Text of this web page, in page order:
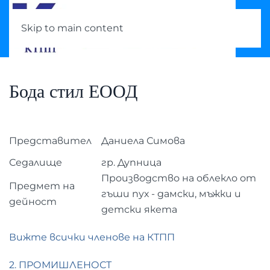
Skip to main content
Бода стил ЕООД
Представител
Даниела Симова
Седалище
гр. Дупница
Предмет на
дейност
Производство на облекло от
гъши пух - дамски, мъжки и
детски якета
Вижте всички членове на КТПП
2. ПРОМИШЛЕНОСТ